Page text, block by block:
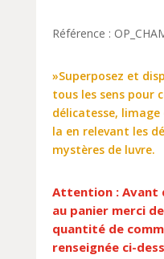
Référence :
»Superposez et
tous les sens pour
délicatesse,
la en relevant les
mystères de luvre.
Attention : Avant
au panier merci
quantité de
renseignée ci-